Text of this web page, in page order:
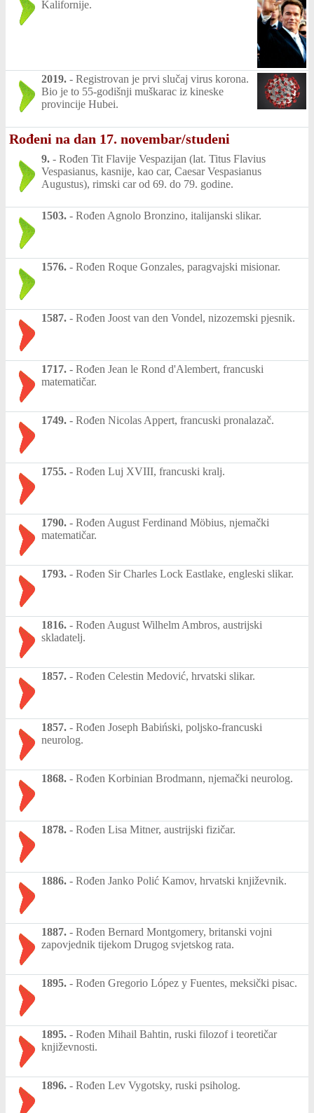
Kalifornije.
2019. - Registrovan je prvi slučaj virus korona.
Bio je to 55-godišnji muškarac iz kineske
provincije Hubei.
Rođeni na dan 17. novembar/studeni
9. - Rođen Tit Flavije Vespazijan (lat. Titus Flavius
Vespasianus, kasnije, kao car, Caesar Vespasianus
Augustus), rimski car od 69. do 79. godine.
1503. - Rođen Agnolo Bronzino, italijanski slikar.
1576. - Rođen Roque Gonzales, paragvajski misionar.
1587. - Rođen Joost van den Vondel, nizozemski pjesnik.
1717. - Rođen Jean le Rond d'Alembert, francuski
matematičar.
1749. - Rođen Nicolas Appert, francuski pronalazač.
1755. - Rođen Luj XVIII, francuski kralj.
1790. - Rođen August Ferdinand Möbius, njemački
matematičar.
1793. - Rođen Sir Charles Lock Eastlake, engleski slikar.
1816. - Rođen August Wilhelm Ambros, austrijski
skladatelj.
1857. - Rođen Celestin Medović, hrvatski slikar.
1857. - Rođen Joseph Babiński, poljsko-francuski
neurolog.
1868. - Rođen Korbinian Brodmann, njemački neurolog.
1878. - Rođen Lisa Mitner, austrijski fizičar.
1886. - Rođen Janko Polić Kamov, hrvatski književnik.
1887. - Rođen Bernard Montgomery, britanski vojni
zapovjednik tijekom Drugog svjetskog rata.
1895. - Rođen Gregorio López y Fuentes, meksički pisac.
1895. - Rođen Mihail Bahtin, ruski filozof i teoretičar
književnosti.
1896. - Rođen Lev Vygotsky, ruski psiholog.